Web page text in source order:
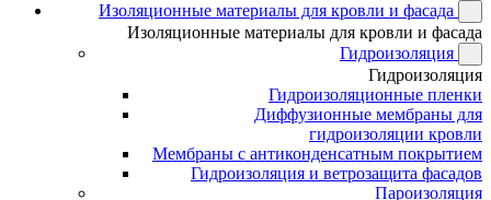
Изоляционные материалы для кровли и фасада
Изоляционные материалы для кровли и фасада
Гидроизоляция
Гидроизоляция
Гидроизоляционные пленки
Диффузионные мембраны для
гидроизоляции кровли
Мембраны с антиконденсатным покрытием
Гидроизоляция и ветрозащита фасадов
Пароизоляция